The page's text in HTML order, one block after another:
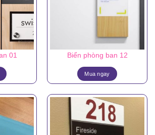
01 Biển phòng ban 12
Mua ngay